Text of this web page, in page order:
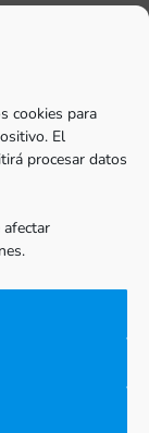
cookies para
El
procesar datos